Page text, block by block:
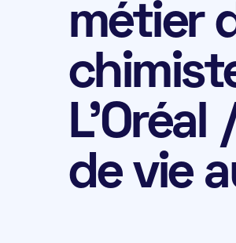
métier
L'Oréal
de vie